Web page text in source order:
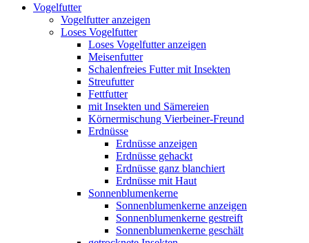
Vogelfutter
Vogelfutter anzeigen
Loses Vogelfutter
Loses Vogelfutter anzeigen
Meisenfutter
Schalenfreies Futter mit Insekten
Streufutter
Fettfutter
mit Insekten und Sämereien
Körnermischung Vierbeiner-Freund
Erdnüsse
Erdnüsse anzeigen
Erdnüsse gehackt
Erdnüsse ganz blanchiert
Erdnüsse mit Haut
Sonnenblumenkerne
Sonnenblumenkerne anzeigen
Sonnenblumenkerne gestreift
Sonnenblumenkerne geschält